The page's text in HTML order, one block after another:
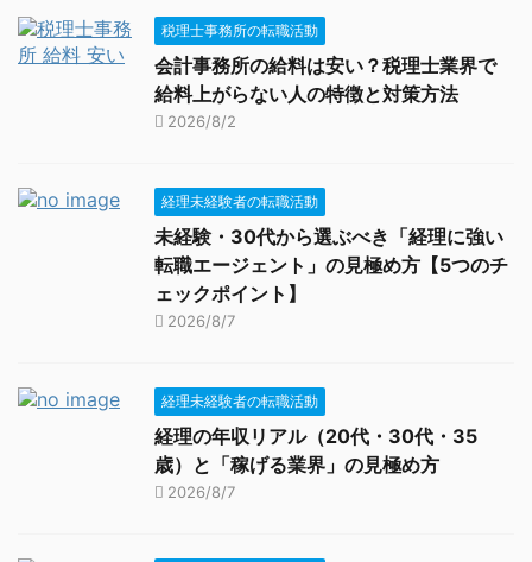
税理士事務所の転職活動
会計事務所の給料は安い？税理士業界で
給料上がらない人の特徴と対策方法
2026/8/2
経理未経験者の転職活動
未経験・30代から選ぶべき「経理に強い
転職エージェント」の見極め方【5つのチ
ェックポイント】
2026/8/7
経理未経験者の転職活動
経理の年収リアル（20代・30代・35
歳）と「稼げる業界」の見極め方
2026/8/7